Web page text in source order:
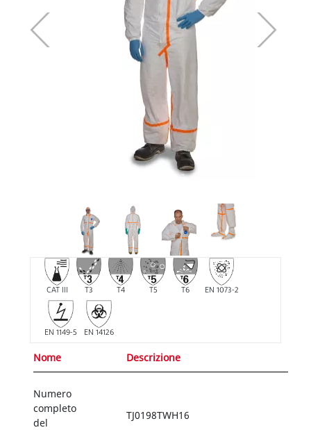
CAT III T3 T4 T5 T6 EN 1073-2
EN 1149-5 EN 14126
Nome Descrizione
Numero
completo
del
TJ0198TWH16